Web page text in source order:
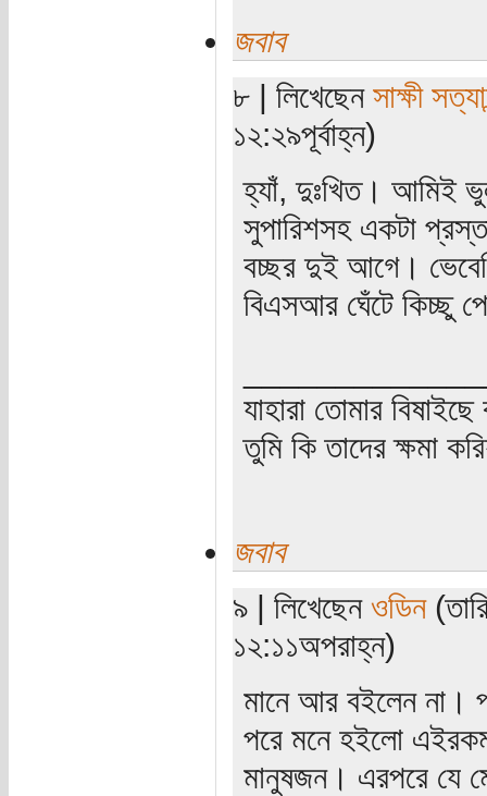
জবাব
৮ | লিখেছেন সাক্ষী
১২:২৯পূর্বাহ্ন)
হ্যাঁ, দুঃখিত। আমিই
সুপারিশসহ একটা
বচ্ছর দুই আগে।
বিএসআর ঘেঁটে কিচ্ছু
যাহারা তোমার
তুমি কি তাদের ক্ষমা
জবাব
৯ | লিখেছেন ওডিন
১২:১১অপরাহ্ন)
মানে আর বইলেন না।
পরে মনে হইলো
মানুষজন। এরপরে যে